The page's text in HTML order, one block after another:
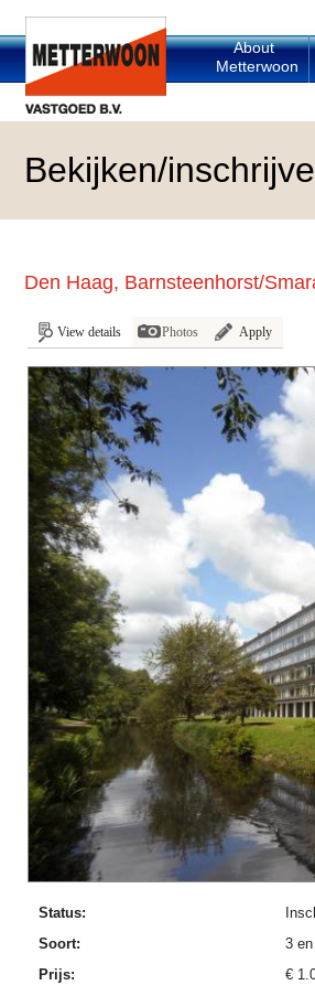
About
Metterwoon
Bekijken/
Den Haag, Barnsteenhorst/
View details Photos Apply
Status:
Soort:
3
Prijs:
€